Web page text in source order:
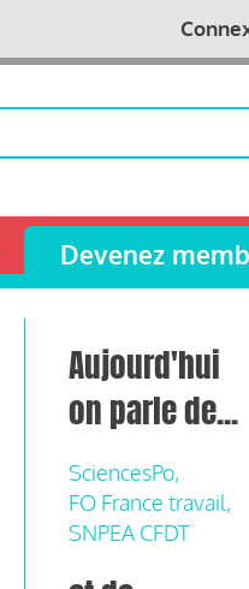
Devenez
Aujourd'hui
on parle de...
SciencesPo,
FO France travail,
SNPEA CFDT